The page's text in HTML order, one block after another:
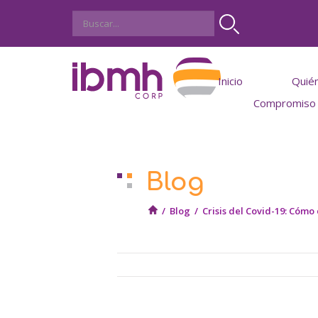
Inicio
Calculadora coste
Blog
/ Blog / Crisis del Covid-19: